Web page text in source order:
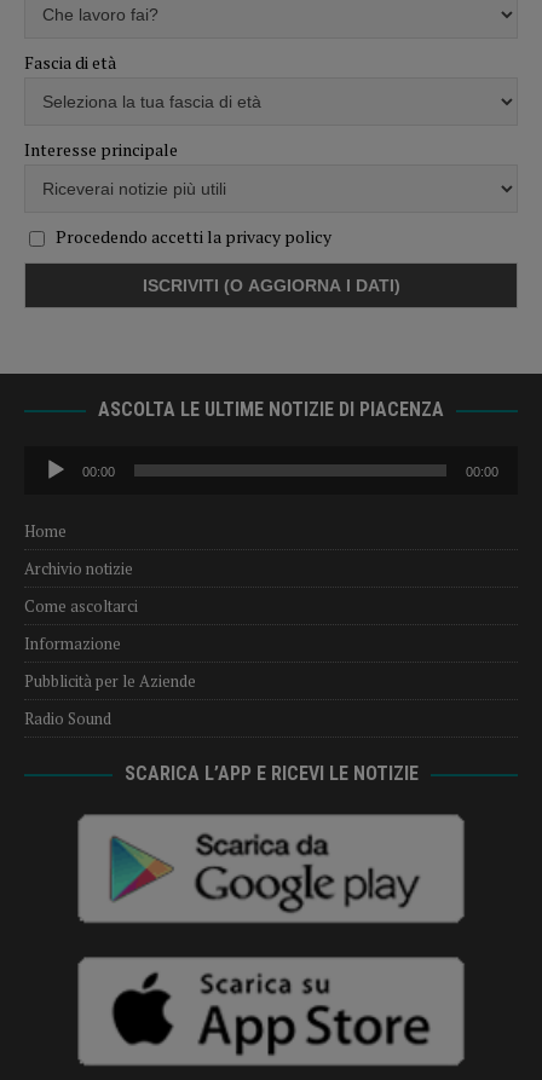
Fascia di età
Interesse principale
Procedendo accetti la privacy policy
ASCOLTA LE ULTIME NOTIZIE DI PIACENZA
Audio
Player
00:00 00:00
Home
Archivio notizie
Come ascoltarci
Informazione
Pubblicità per le Aziende
Radio Sound
SCARICA L’APP E RICEVI LE NOTIZIE